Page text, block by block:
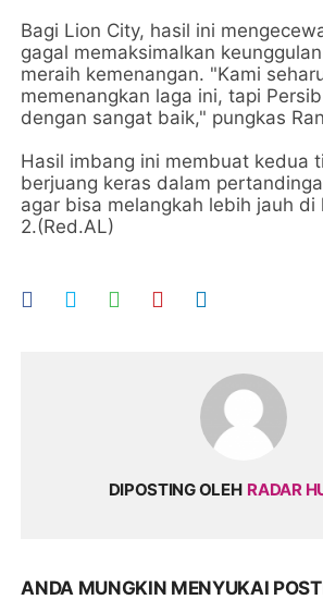
Bagi Lion City, hasil ini
gagal memaksimalkan
meraih kemenangan. "Kami
memenangkan laga ini, tapi
dengan sangat baik," pungkas
Hasil imbang ini membuat kedua
berjuang keras dalam
agar bisa melangkah lebih jauh di
2.(Red.AL)
DIPOSTING OLEH RADAR
ANDA MUNGKIN MENYUKAI